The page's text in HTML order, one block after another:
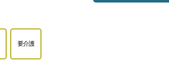
要介護